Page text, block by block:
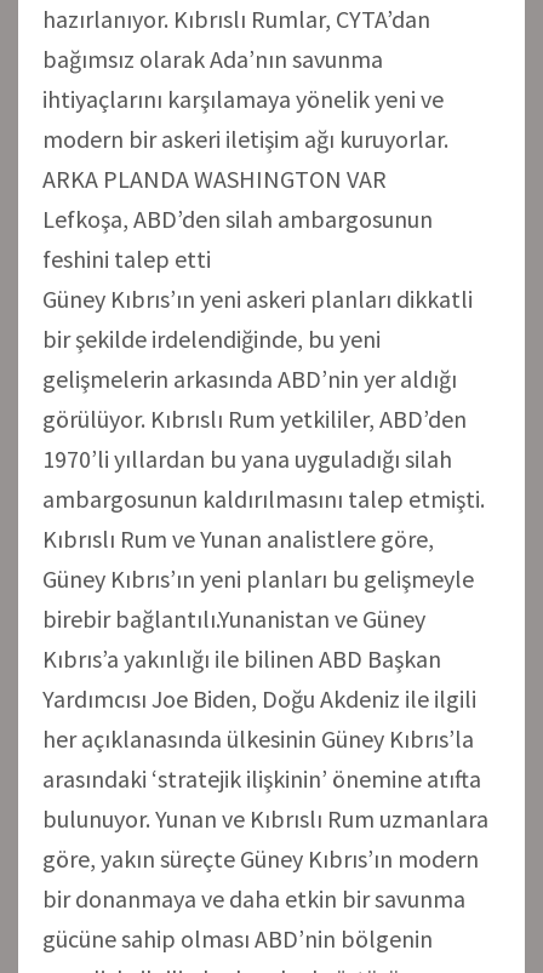
hazırlanıyor. Kıbrıslı Rumlar, CYTA’dan
bağımsız olarak Ada’nın savunma
ihtiyaçlarını karşılamaya yönelik yeni ve
modern bir askeri iletişim ağı kuruyorlar.
ARKA PLANDA WASHINGTON VAR
Lefkoşa, ABD’den silah ambargosunun
feshini talep etti
Güney Kıbrıs’ın yeni askeri planları dikkatli
bir şekilde irdelendiğinde, bu yeni
gelişmelerin arkasında ABD’nin yer aldığı
görülüyor. Kıbrıslı Rum yetkililer, ABD’den
1970’li yıllardan bu yana uyguladığı silah
ambargosunun kaldırılmasını talep etmişti.
Kıbrıslı Rum ve Yunan analistlere göre,
Güney Kıbrıs’ın yeni planları bu gelişmeyle
birebir bağlantılı.Yunanistan ve Güney
Kıbrıs’a yakınlığı ile bilinen ABD Başkan
Yardımcısı Joe Biden, Doğu Akdeniz ile ilgili
her açıklanasında ülkesinin Güney Kıbrıs’la
arasındaki ‘stratejik ilişkinin’ önemine atıfta
bulunuyor. Yunan ve Kıbrıslı Rum uzmanlara
göre, yakın süreçte Güney Kıbrıs’ın modern
bir donanmaya ve daha etkin bir savunma
gücüne sahip olması ABD’nin bölgenin